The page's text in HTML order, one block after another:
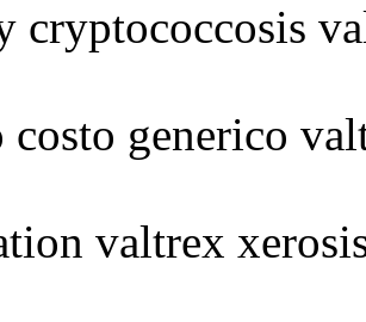
cryptococcosis
costo generico
valtrex